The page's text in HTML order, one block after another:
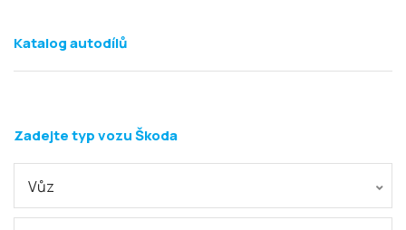
Zadejte typ vozu Škoda
Vůz
Katalog autodílů